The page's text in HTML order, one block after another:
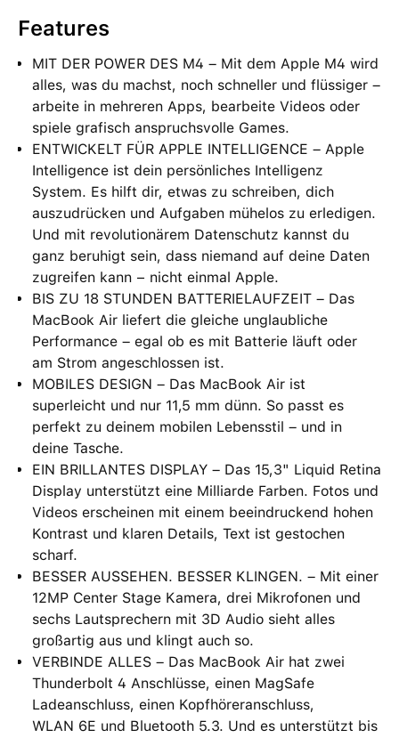
Features
MIT DER POWER DES M4 – Mit dem Apple M4 wird
alles, was du machst, noch schneller und flüssiger –
arbeite in mehreren Apps, bearbeite Videos oder
spiele grafisch anspruchsvolle Games.
ENTWICKELT FÜR APPLE INTELLIGENCE – Apple
Intelligence ist dein persönliches Intelligenz
System. Es hilft dir, etwas zu schreiben, dich
auszudrücken und Aufgaben mühelos zu erledigen.
Und mit revolutionärem Datenschutz kannst du
ganz beruhigt sein, dass niemand auf deine Daten
zugreifen kann − nicht einmal Apple.
BIS ZU 18 STUNDEN BATTERIELAUFZEIT – Das
MacBook Air liefert die gleiche unglaubliche
Performance – egal ob es mit Batterie läuft oder
am Strom angeschlossen ist.
MOBILES DESIGN – Das MacBook Air ist
superleicht und nur 11,5 mm dünn. So passt es
perfekt zu deinem mobilen Lebensstil – und in
deine Tasche.
EIN BRILLANTES DISPLAY – Das 15,3" Liquid Retina
Display unterstützt eine Milliarde Farben. Fotos und
Videos erscheinen mit einem beein­druckend hohen
Kontrast und klaren Details, Text ist gestochen
scharf.
BESSER AUSSEHEN. BESSER KLINGEN. – Mit einer
12MP Center Stage Kamera, drei Mikrofonen und
sechs Lautsprechern mit 3D Audio sieht alles
großartig aus und klingt auch so.
VERBINDE ALLES – Das MacBook Air hat zwei
Thunderbolt 4 Anschlüsse, einen MagSafe
Ladeanschluss, einen Kopfhöreranschluss,
WLAN 6E und Bluetooth 5.3. Und es unterstützt bis